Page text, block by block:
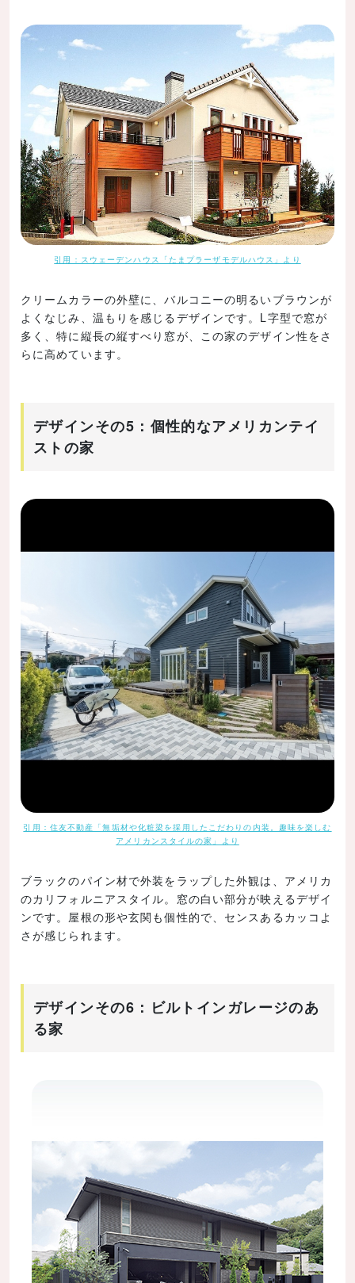
引用：スウェーデンハウス「たまプラーザモデルハウス」より
クリームカラーの外壁に、バルコニーの明るいブラウンが
よくなじみ、温もりを感じるデザインです。L字型で窓が
多く、特に縦長の縦すべり窓が、この家のデザイン性をさ
らに高めています。
デザインその5：個性的なアメリカンテイ
ストの家
引用：住友不動産「無垢材や化粧梁を採用したこだわりの内装。趣味を楽しむ
アメリカンスタイルの家」より
ブラックのパイン材で外装をラップした外観は、アメリカ
のカリフォルニアスタイル。窓の白い部分が映えるデザイ
ンです。屋根の形や玄関も個性的で、センスあるカッコよ
さが感じられます。
デザインその6：ビルトインガレージのあ
る家